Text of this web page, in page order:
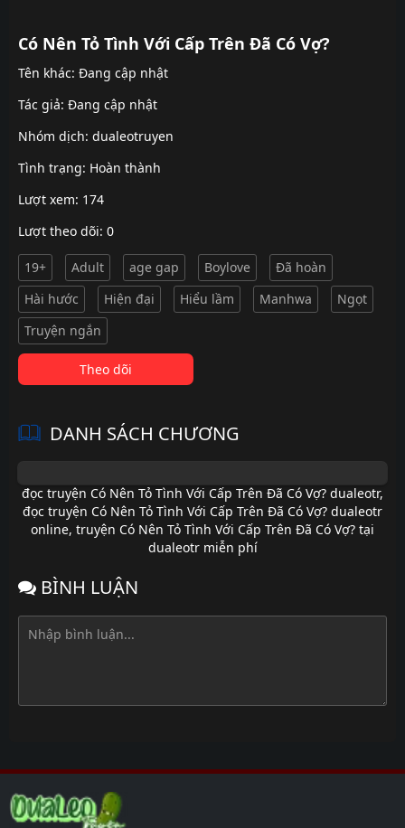
Có Nên Tỏ Tình Với Cấp Trên Đã Có Vợ?
Tên khác: Đang cập nhật
Tác giả: Đang cập nhật
Nhóm dịch: dualeotruyen
Tình trạng: Hoàn thành
Lượt xem: 174
Lượt theo dõi: 0
19+ Adult age gap Boylove
Đã hoàn
Hài hước
Hiện đại Hiểu lầm Manhwa
Ngọt
Truyện ngắn
Theo dõi
DANH SÁCH CHƯƠNG
đọc truyện Có Nên Tỏ Tình Với Cấp Trên Đã Có Vợ? dualeotr,
đọc truyện Có Nên Tỏ Tình Với Cấp Trên Đã Có Vợ? dualeotr
online, truyện Có Nên Tỏ Tình Với Cấp Trên Đã Có Vợ? tại
dualeotr miễn phí
BÌNH LUẬN